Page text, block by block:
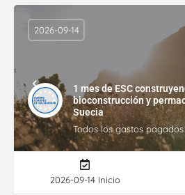
1 mes de ESC
bioconstrucción y
Suecia
Todos los gastos
2026-09-14
2026-09-14 Inicio